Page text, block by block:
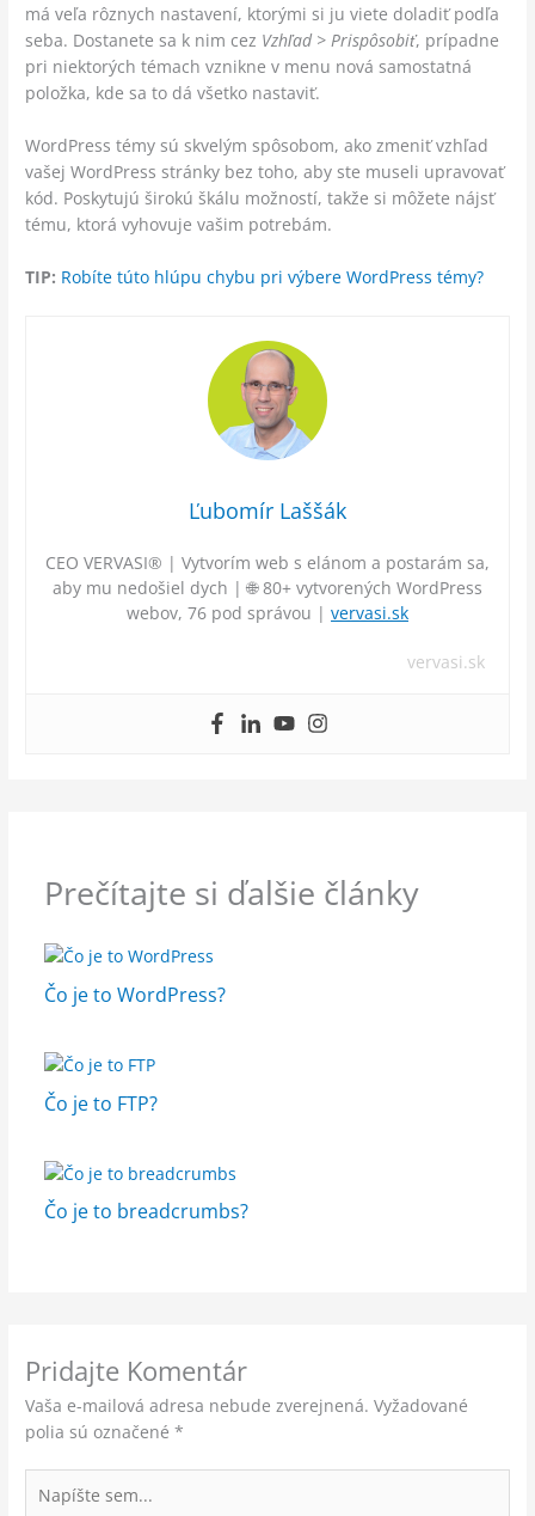
má veľa rôznych nastavení, ktorými si ju viete doladiť podľa
seba. Dostanete sa k nim cez Vzhľad > Prispôsobiť, prípadne
pri niektorých témach vznikne v menu nová samostatná
položka, kde sa to dá všetko nastaviť.
WordPress témy sú skvelým spôsobom, ako zmeniť vzhľad
vašej WordPress stránky bez toho, aby ste museli upravovať
kód. Poskytujú širokú škálu možností, takže si môžete nájsť
tému, ktorá vyhovuje vašim potrebám.
TIP: Robíte túto hlúpu chybu pri výbere WordPress témy?
Ľubomír Laššák
CEO VERVASI® | Vytvorím web s elánom a postarám sa,
aby mu nedošiel dych | 🌐 80+ vytvorených WordPress
webov, 76 pod správou | vervasi.sk
vervasi.sk
Prečítajte si ďalšie články
Čo je to WordPress?
Čo je to FTP?
Čo je to breadcrumbs?
Pridajte Komentár
Vaša e-mailová adresa nebude zverejnená. Vyžadované
polia sú označené*
sem...